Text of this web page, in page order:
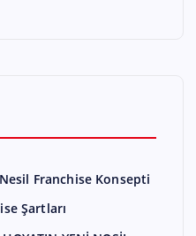
Franchise Konsepti
Şartları